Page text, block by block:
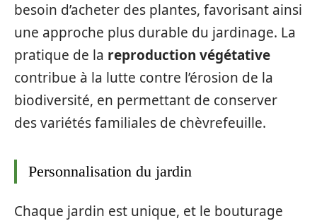
besoin d’acheter des plantes, favorisant ainsi
une approche plus durable du jardinage. La
pratique de la reproduction végétative
contribue à la lutte contre l’érosion de la
biodiversité, en permettant de conserver
des variétés familiales de chèvrefeuille.
Personnalisation du jardin
Chaque jardin est unique, et le bouturage